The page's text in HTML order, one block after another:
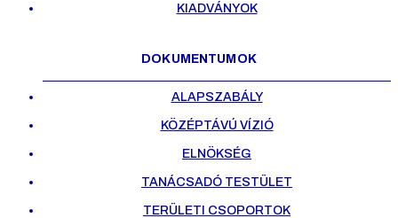
KIADVÁNYOK
DOKUMENTUMOK
ALAPSZABÁLY
KÖZÉPTÁVÚ VÍZIÓ
ELNÖKSÉG
TANÁCSADÓ TESTÜLET
TERÜLETI CSOPORTOK